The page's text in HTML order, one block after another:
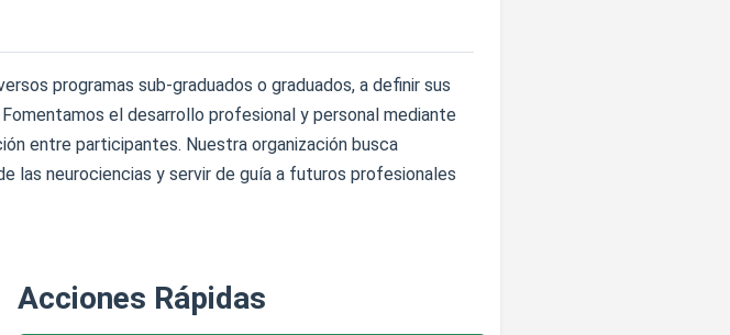
programas sub-graduados o graduados, a definir sus
el desarrollo profesional y personal mediante
entre participantes. Nuestra organización busca
las neurociencias y servir de guía a futuros profesionales
Acciones Rápidas